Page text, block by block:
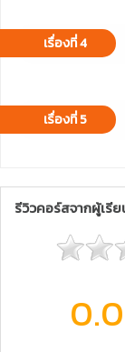
เรื่องที่ 4
เรื่องที่ 5
รีวิวคอร์สจากผู้เรี
0.0